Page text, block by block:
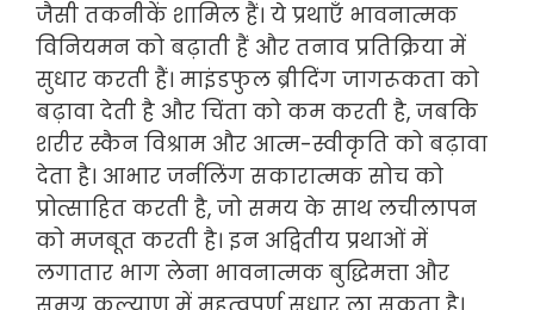
जैसी तकनीकें शामिल हैं। ये प्रथाएँ भावनात्मक
विनियमन को बढ़ाती हैं और तनाव प्रतिक्रिया में
सुधार करती हैं। माइंडफुल ब्रीदिंग जागरूकता को
बढ़ावा देती है और चिंता को कम करती है, जबकि
शरीर स्कैन विश्राम और आत्म-स्वीकृति को बढ़ावा
देता है। आभार जर्नलिंग सकारात्मक सोच को
प्रोत्साहित करती है, जो समय के साथ लचीलापन
को मजबूत करती है। इन अद्वितीय प्रथाओं में
लगातार भाग लेना भावनात्मक बुद्धिमत्ता और